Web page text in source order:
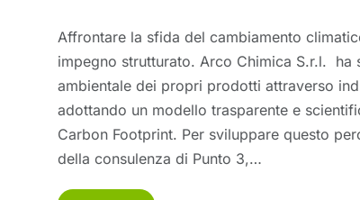
Affrontare la sfida del cambiamento
impegno strutturato. Arco Chimica S.r.l. ha
ambientale dei propri prodotti attraverso
adottando un modello trasparente e
Carbon Footprint. Per sviluppare questo
della consulenza di Punto 3,…